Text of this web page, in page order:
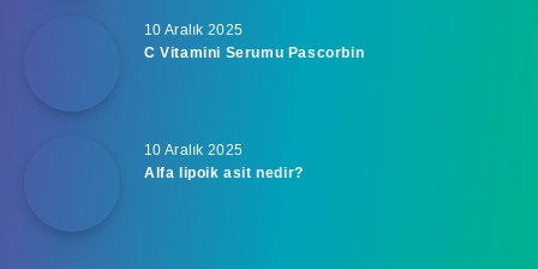
10 Aralık 2025
C Vitamini Serumu Pascorbin
10 Aralık 2025
Alfa lipoik asit nedir?